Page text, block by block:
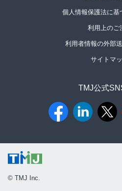
個人情報保護法に基
利用上のご
利用者情報の外部
サイトマ
TMJ公式
© TMJ Inc.